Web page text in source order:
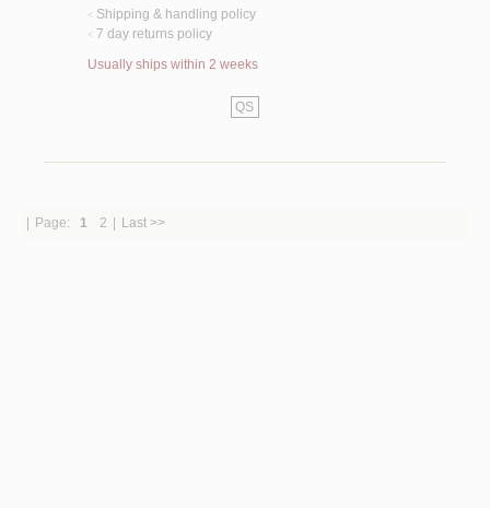
< Shipping & handling policy
< 7 day returns policy
Usually ships within 2 weeks
QS
Page: 1 2 Last >>